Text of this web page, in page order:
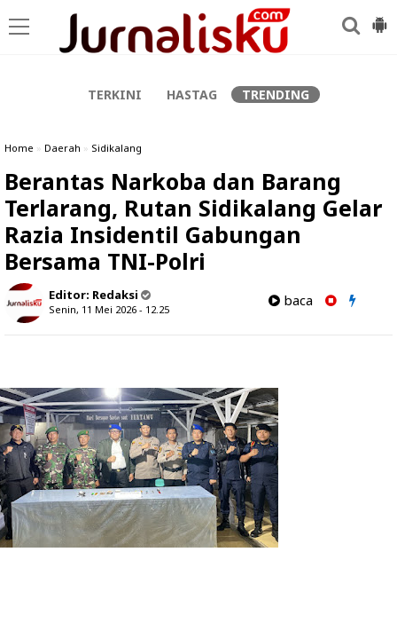
TERKINI HASTAG TRENDING
Home » Daerah » Sidikalang
Berantas Narkoba dan Barang
Terlarang, Rutan Sidikalang Gelar
Razia Insidentil Gabungan
Bersama TNI-Polri
Editor: Redaksi
Senin, 11 Mei 2026 - 12.25
baca